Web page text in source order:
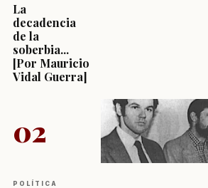
La
decadencia
de la
soberbia...
[Por Mauricio
Vidal Guerra]
02
POLÍTICA